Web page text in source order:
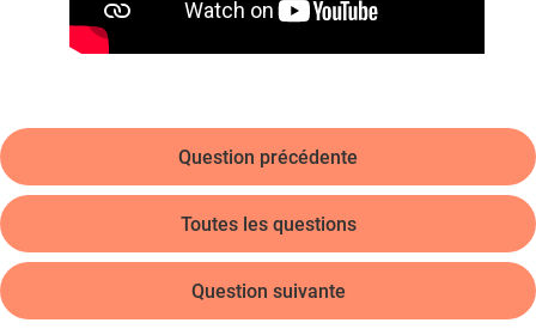
Question précédente
Toutes les questions
Question suivante